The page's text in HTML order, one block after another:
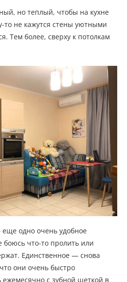
но теплый, чтобы на кухне
то не кажутся стены уютными
Тем более, сверху к потолкам
одно очень удобное
боюсь что-то пролить или
Единственное — снова
они очень быстро
ежемесячно с зубной щеткой в